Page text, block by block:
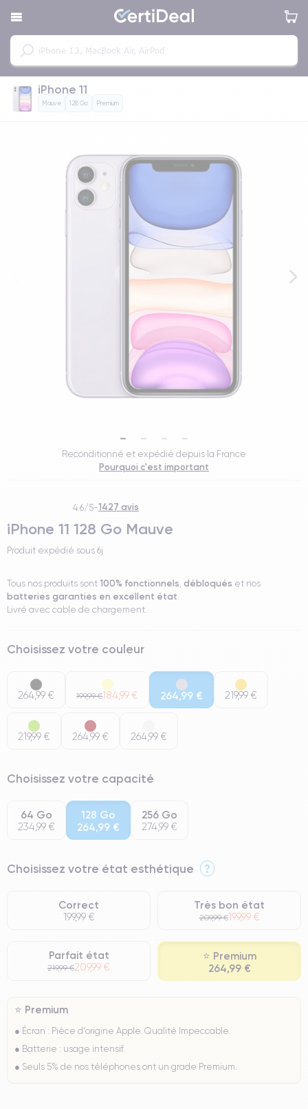
iPhone 11
Mauve 128 Go Premium
Reconditionné et expédié depuis la France
Pourquoi c'est important
4.6/5-1427 avis
iPhone 11 128 Go Mauve
Produit expédié sous 6j
Tous nos produits sont 100% fonctionnels, débloqués et nos
batteries garanties en excellent état.
Livré avec cable de chargement.
Choisissez votre couleur
264,99 € 199,99 €184,99 € 264,99 € 219,99 €
219,99 € 264,99 € 264,99 €
Choisissez votre capacité
64 Go
234,99 €
128 Go
264,99 €
256 Go
274,99 €
Choisissez votre état esthétique ?
Correct
199,99 €
Très bon état
209,99 €199,99 €
Parfait état
219,99 €209,99 €
⭐ Premium
264,99 €
⭐ Premium
● Écran : Pièce d'origine Apple. Qualité Impeccable.
● Batterie : usage intensif.
● Seuls 5% de nos téléphones ont un grade Premium.